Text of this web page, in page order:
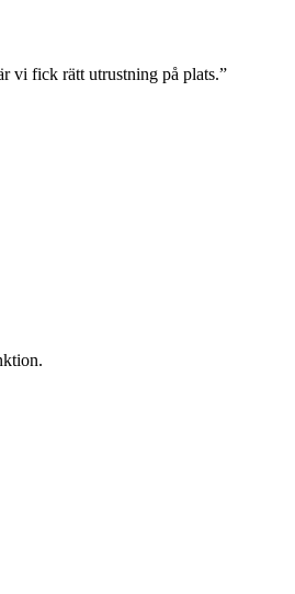
vi fick rätt utrustning på plats.”